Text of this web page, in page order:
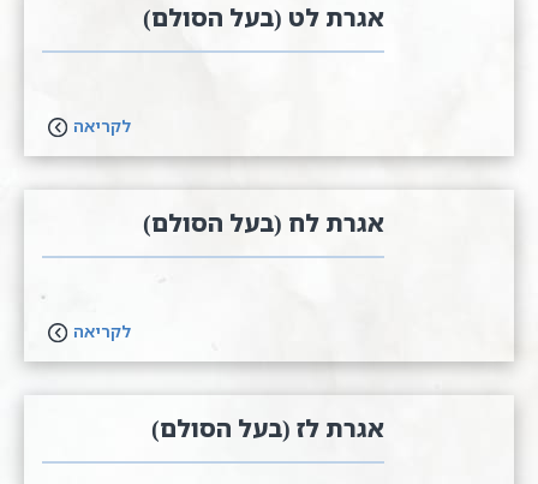
אגרת לט (בעל הסולם)
לקריאה
אגרת לח (בעל הסולם)
לקריאה
אגרת לז (בעל הסולם)